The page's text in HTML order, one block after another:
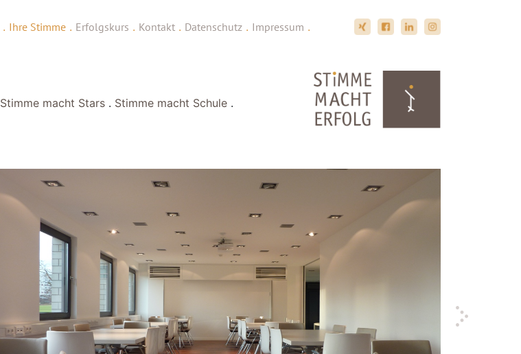
. Ihre Stimme . Erfolgskurs . Kontakt . Datenschutz . Impressum .
Stimme macht Stars . Stimme macht Schule .